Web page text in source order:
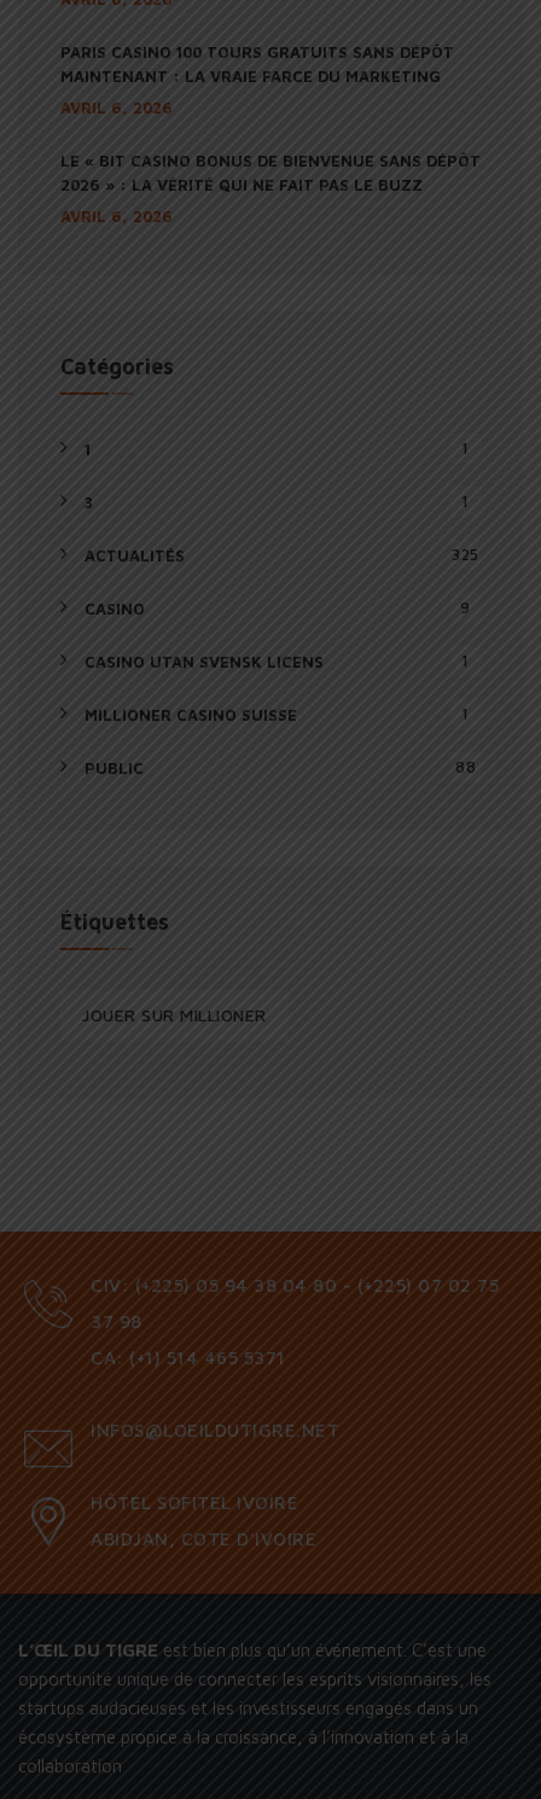
PARIS CASINO 100 TOURS GRATUITS SANS DÉPÔT
MAINTENANT : LA VRAIE FARCE DU MARKETING
AVRIL 6, 2026
LE « BIT CASINO BONUS DE BIENVENUE SANS DÉPÔT
2026 » : LA VÉRITÉ QUI NE FAIT PAS LE BUZZ
AVRIL 6, 2026
Catégories
1 1
3 1
ACTUALITÉS 325
CASINO 9
CASINO UTAN SVENSK LICENS 1
MILLIONER CASINO SUISSE 1
PUBLIC 88
Étiquettes
JOUER SUR MILLIONER
CIV: (+225) 05 94 38 04 80 - (+225) 07 02 75
37 98
CA: (+1) 514 465 5371
INFOS@LOEILDUTIGRE.NET
HÔTEL SOFITEL IVOIRE
ABIDJAN, COTE D'IVOIRE
L’ŒIL DU TIGRE est bien plus qu’un événement. C’est une
opportunité unique de connecter les esprits visionnaires, les
startups audacieuses et les investisseurs engagés dans un
écosystème propice à la croissance, à l’innovation et à la
collaboration